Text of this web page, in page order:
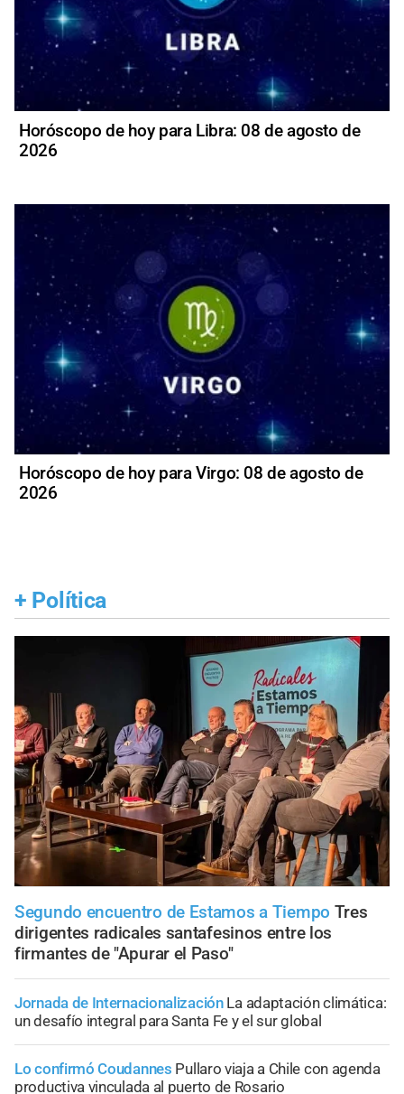
Horóscopo de hoy para Libra: 08 de agosto de
2026
Horóscopo de hoy para Virgo: 08 de agosto de
2026
+ Política
Segundo encuentro de Estamos a Tiempo Tres
dirigentes radicales santafesinos entre los
firmantes de "Apurar el Paso"
Jornada de Internacionalización La adaptación climática:
un desafío integral para Santa Fe y el sur global
Lo confirmó Coudannes Pullaro viaja a Chile con agenda
productiva vinculada al puerto de Rosario